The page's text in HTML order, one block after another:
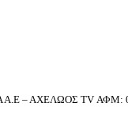
– ΑΧΕΛΩΟΣ TV ΑΦΜ: